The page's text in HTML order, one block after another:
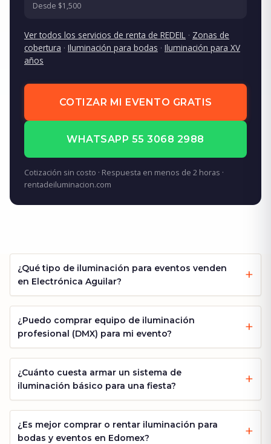
Desde $1,500
Ver todos los servicios de renta de REDEIL · Zonas de
cobertura · Iluminación para bodas · Iluminación para XV
años
COTIZAR MI EVENTO GRATIS
WHATSAPP 55 3068 2988
Cotización sin costo · Respuesta en menos de 2 horas ·
rentadeiluminacion.com
¿Qué tipo de iluminación para eventos venden
en Electrónica Aguilar?
¿Puedo comprar equipo de iluminación
profesional (DMX) para mi evento?
¿Cuánto cuesta armar un sistema de
iluminación básico para una fiesta?
¿Es mejor comprar o rentar iluminación para
bodas y eventos en Edomex?